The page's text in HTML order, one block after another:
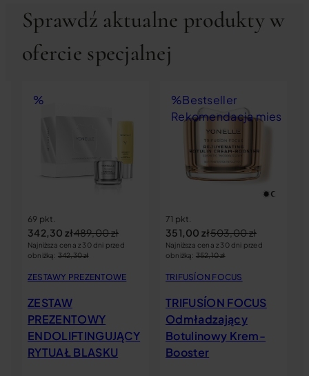
klientów
Sprawdź aktualne produkty w
ofercie specjalnej
%
69 pkt.
489,00zł
342,30 zł
Najniższa cena z 30 dni przed
obniżką: 342,30zł
ZESTAWY PREZENTOWE
ZESTAW
PREZENTOWY
ENDOLIFTINGUJĄCY
RYTUAŁ BLASKU
%Bestseller
Rekomendacja miesiąca
71 pkt.
503,00zł
351,00 zł
Najniższa cena z 30 dni przed
obniżką: 352,10zł
TRIFUSÍON FOCUS
TRIFUSÍON FOCUS
Odmładzający
Botulinowy Krem-
Booster